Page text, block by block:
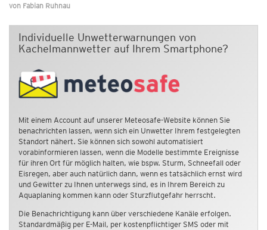
von Fabian Ruhnau
Individuelle Unwetterwarnungen von
Kachelmannwetter auf Ihrem Smartphone?
Mit einem Account auf unserer Meteosafe-Website können Sie
benachrichten lassen, wenn sich ein Unwetter Ihrem festgelegten
Standort nähert. Sie können sich sowohl automatisiert
vorabinformieren lassen, wenn die Modelle bestimmte Ereignisse
für ihren Ort für möglich halten, wie bspw. Sturm, Schneefall oder
Eisregen, aber auch natürlich dann, wenn es tatsächlich ernst wird
und Gewitter zu Ihnen unterwegs sind, es in Ihrem Bereich zu
Aquaplaning kommen kann oder Sturzflutgefahr herrscht.
Die Benachrichtigung kann über verschiedene Kanäle erfolgen.
Standardmäßig per E-Mail, per kostenpflichtiger SMS oder mit